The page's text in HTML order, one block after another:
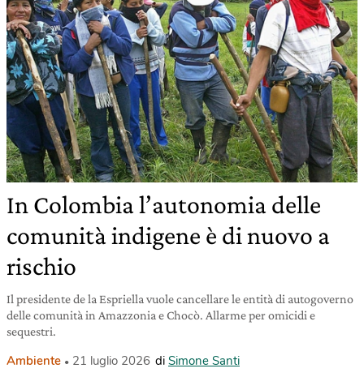
In Colombia l’autonomia delle
comunità indigene è di nuovo a
rischio
Il presidente de la Espriella vuole cancellare le entità di autogoverno
delle comunità in Amazzonia e Chocò. Allarme per omicidi e
sequestri.
Ambiente 21 luglio 2026 di Simone Santi